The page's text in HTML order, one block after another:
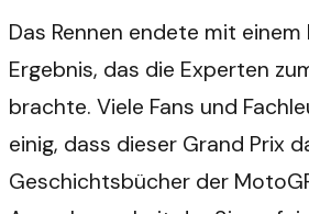
Das Rennen endete mit
Ergebnis, das die Experten
brachte. Viele Fans und
einig, dass dieser Grand Prix
Geschichtsbücher der